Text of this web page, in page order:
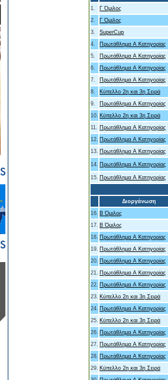
1.
Γ Όμιλος
2.
Γ Όμιλος
3.
SuperCup
4.
Πρωτάθλημα Α Κατηγορίας
5.
Πρωτάθλημα Α Κατηγορίας
6.
Πρωτάθλημα Α Κατηγορίας
7.
Πρωτάθλημα Α Κατηγορίας
8.
Κύπελλο 2η και 3η Σειρά
9.
Πρωτάθλημα Α Κατηγορίας
10. Κύπελλο 2η και 3η Σειρά
11. Πρωτάθλημα Α Κατηγορίας
12. Πρωτάθλημα Α Κατηγορίας
13. Πρωτάθλημα Α Κατηγορίας
14. Πρωτάθλημα Α Κατηγορίας
15. Πρωτάθλημα Α Κατηγορίας
Διοργάνωση
16. Β Όμιλος
17. Β Όμιλος
18. Πρωτάθλημα Α Κατηγορίας
19. Πρωτάθλημα Α Κατηγορίας
20. Πρωτάθλημα Α Κατηγορίας
21. Πρωτάθλημα Α Κατηγορίας
22. Πρωτάθλημα Α Κατηγορίας
23. Κύπελλο 2η και 3η Σειρά
24. Πρωτάθλημα Α Κατηγορίας
25. Κύπελλο 2η και 3η Σειρά
26. Πρωτάθλημα Α Κατηγορίας
27. Πρωτάθλημα Α Κατηγορίας
28. Πρωτάθλημα Α Κατηγορίας
29. Κύπελλο 2η και 3η Σειρά